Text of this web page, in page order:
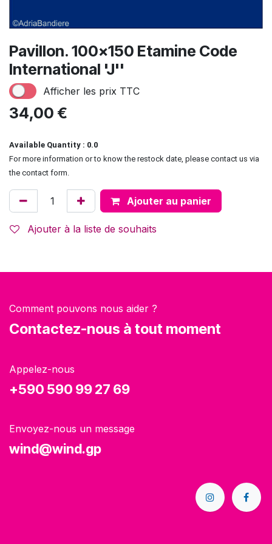
Pavillon. 100x150 Etamine Code
International 'J''
Afficher les prix TTC
34,00 €
Available Quantity : 0.0
For more information or to know the restock date, please contact us via
the contact form.
Ajouter au panier
Ajouter à la liste de souhaits
Comment pouvons nous aider ?
Contactez-nous à tout moment
Appelez-nous
+590 590 99 27 69
Envoyez-nous un message
wind@wind.gp